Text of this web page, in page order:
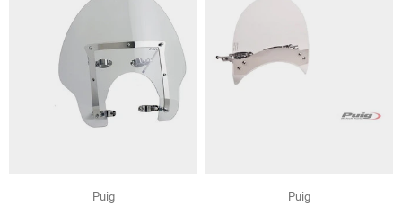
Puig
Puig